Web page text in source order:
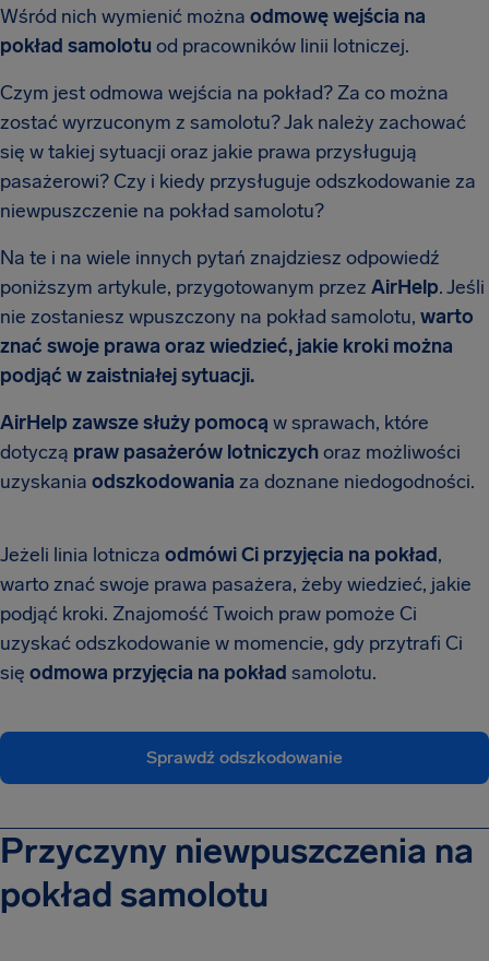
Wśród nich wymienić można odmowę wejścia na
pokład samolotu od pracowników linii lotniczej.
Czym jest odmowa wejścia na pokład? Za co można
zostać wyrzuconym z samolotu? Jak należy zachować
się w takiej sytuacji oraz jakie prawa przysługują
pasażerowi? Czy i kiedy przysługuje odszkodowanie za
niewpuszczenie na pokład samolotu?
Na te i na wiele innych pytań znajdziesz odpowiedź
poniższym artykule, przygotowanym przez AirHelp. Jeśli
nie zostaniesz wpuszczony na pokład samolotu, warto
znać swoje prawa oraz wiedzieć, jakie kroki można
podjąć w zaistniałej sytuacji.
AirHelp zawsze służy pomocą w sprawach, które
dotyczą praw pasażerów lotniczychoraz możliwości
uzyskania odszkodowania za doznane niedogodności.
Jeżeli linia lotnicza odmówi Ci przyjęcia na pokład,
warto znać swoje prawa pasażera, żeby wiedzieć, jakie
podjąć kroki. Znajomość Twoich praw pomoże Ci
uzyskać odszkodowanie w momencie, gdy przytrafi Ci
się odmowa przyjęcia na pokład samolotu.
Sprawdź odszkodowanie
Przyczyny niewpuszczenia na
pokład samolotu